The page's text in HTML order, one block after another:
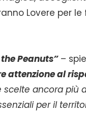
Lovere per le
Peanuts”–
attenzione al
ancora più
per il